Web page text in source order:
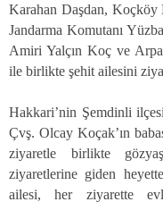
Karahan Daşdan, Koçköy
Jandarma Komutanı
Amiri Yalçın Koç ve
ile birlikte şehit ailesini
Hakkari’nin Şemdinli
Çvş. Olcay Koçak’ın
ziyaretle birlikte
ziyaretlerine giden
ailesi, her ziyarette